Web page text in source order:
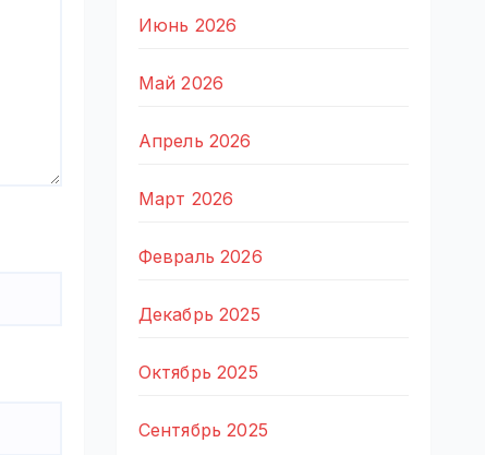
Июнь 2026
Май 2026
Апрель 2026
Март 2026
Февраль 2026
Декабрь 2025
Октябрь 2025
Сентябрь 2025